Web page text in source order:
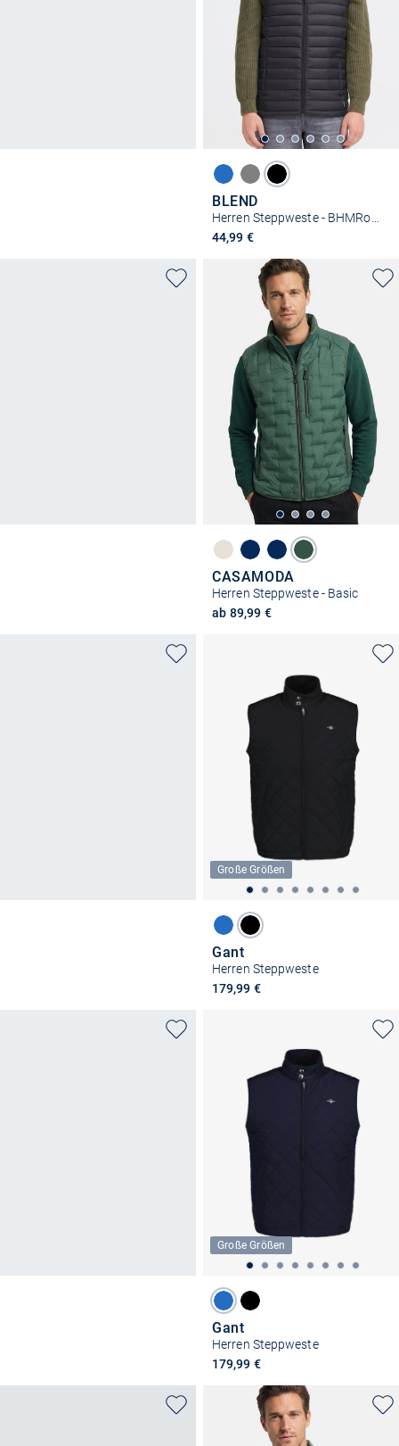
BLEND
Herren Steppweste - BHMRomic
44,99 €
CASAMODA
Herren Steppweste - Basic
ab 89,99 €
Große Größen
Gant
Herren Steppweste
179,99 €
Große Größen
Gant
Herren Steppweste
179,99 €